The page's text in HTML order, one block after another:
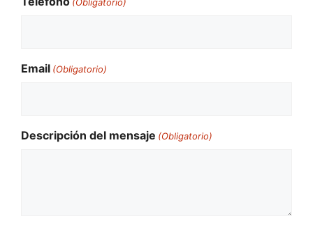
Email (Obligatorio)
Descripción del mensaje (Obligatorio)